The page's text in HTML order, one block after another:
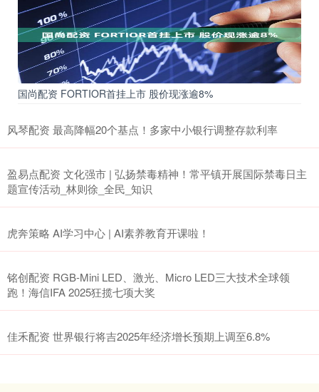
国尚配资 FORTIOR首挂上市 股价现涨逾8%
风琴配资 最高降幅20个基点！多家中小银行调整存款利率
盈易点配资 文化强市 | 弘扬禁毒精神！常平镇开展国际禁毒日主
题宣传活动_林则徐_全民_知识
虎奔策略 AI学习中心 | AI素养教育开课啦！
铭创配资 RGB-Mini LED、激光、Micro LED三大技术全球领
跑！海信IFA 2025狂揽七项大奖
佳禾配资 世界银行将吉2025年经济增长预期上调至6.8%